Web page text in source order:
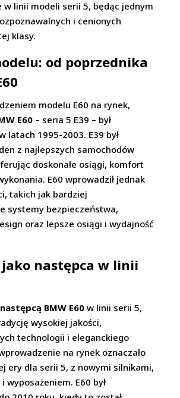
w linii modeli serii 5, będąc jednym
i cenionych
klasy.
od poprzednika
modelu E60 na rynek,
E60 – seria 5 E39 – był
latach 1995-2003. E39 był
z najlepszych samochodów
doskonałe osiągi, komfort
E60 wprowadził jednak
takich jak bardziej
systemy bezpieczeństwa,
oraz lepsze osiągi i wydajność
jako następca w linii
następcą BMW E60 w linii serii 5,
wysokiej jakości,
technologii i eleganckiego
na rynek oznaczało
ery dla serii 5, z nowymi silnikami,
wyposażeniem. E60 był